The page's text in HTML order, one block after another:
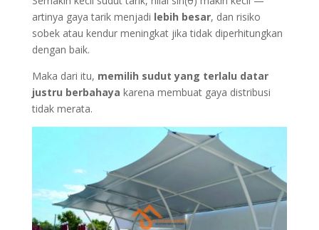
artinya gaya tarik menjadi lebih besar, dan risiko
sobek atau kendur meningkat jika tidak diperhitungkan
dengan baik.
Maka dari itu, memilih sudut yang terlalu datar
justru berbahaya karena membuat gaya distribusi
tidak merata.